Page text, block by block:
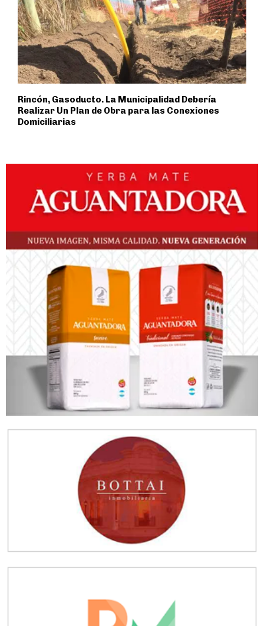
Rincón, Gasoducto. La Municipalidad Debería
Realizar Un Plan de Obra para las Conexiones
Domiciliarias